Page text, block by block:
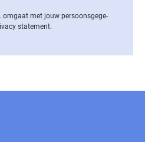
omgaat met jouw per­soons­ge­ge­
statement.